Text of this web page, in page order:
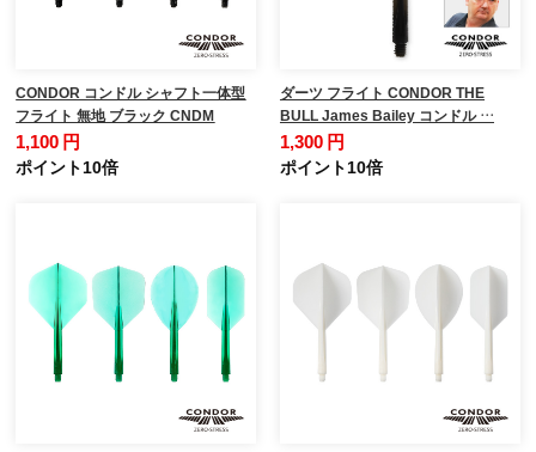
CONDOR コンドル シャフト一体型
フライト 無地 ブラック CNDM
1,100 円
ポイント10倍
ダーツ フライト CONDOR THE
BULL James Bailey コンドル …
1,300 円
ポイント10倍